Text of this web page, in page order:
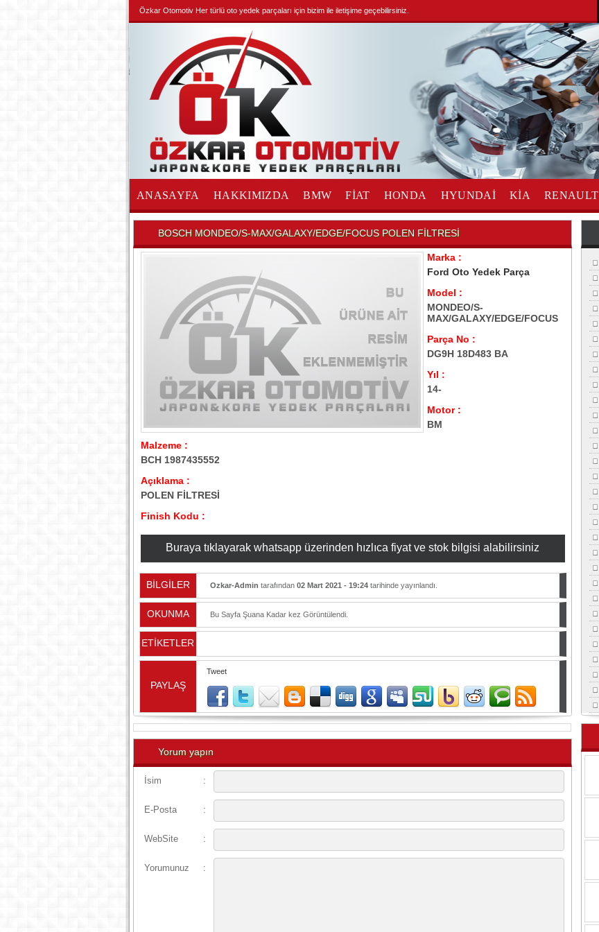
Özkar Otomotiv Her türlü oto yedek parçaları için bizim ile iletişime geçebilirsiniz.
ANASAYFA HAKKIMIZDA BMW FİAT HONDA HYUNDAİ KİA RENAULT
İLETİŞİM
BOSCH MONDEO/S-MAX/GALAXY/EDGE/FOCUS POLEN FİLTRESİ
Marka :
Ford Oto Yedek Parça
Model :
MONDEO/S-
MAX/GALAXY/EDGE/FOCUS
Parça No :
DG9H 18D483 BA
Yıl :
14-
Motor :
BM
Malzeme :
BCH 1987435552
Açıklama :
POLEN FİLTRESİ
Finish Kodu :
Buraya tıklayarak whatsapp üzerinden hızlıca fiyat ve stok bilgisi alabilirsiniz
BİLGİLER Ozkar-Admin tarafından 02 Mart 2021 - 19:24tarihinde yayınlandı.
OKUNMA Bu Sayfa Şuana Kadar kez Görüntülendi.
ETİKETLER
PAYLAŞ
Tweet
Yorum yapın
İsim :
E-Posta :
WebSite :
Yorumunuz :